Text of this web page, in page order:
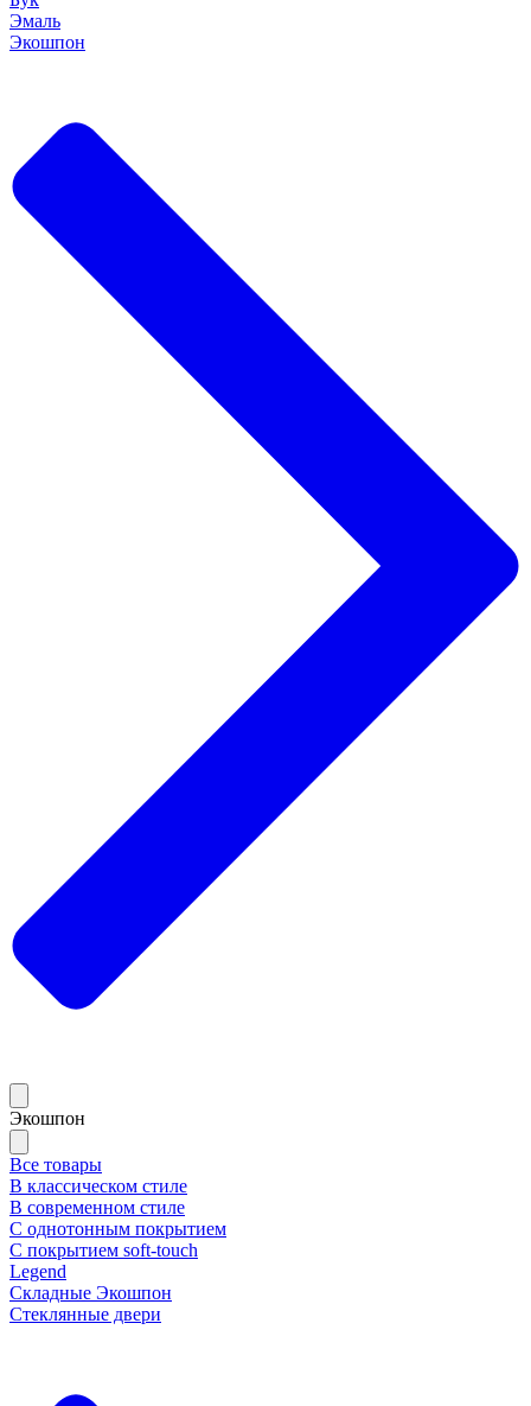
Эмаль
Экошпон
Экошпон
Все товары
В классическом стиле
В современном стиле
С однотонным покрытием
С покрытием soft-touch
Legend
Складные Экошпон
Стеклянные двери